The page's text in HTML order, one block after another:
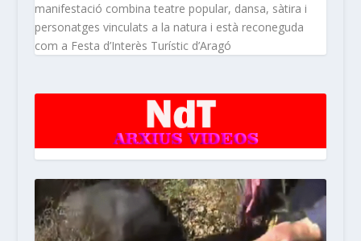
manifestació combina teatre popular, dansa, sàtira i
personatges vinculats a la natura i està reconeguda
com a Festa d’Interès Turístic d’Aragó